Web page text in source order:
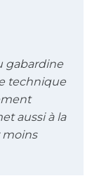
gabardine
technique
aussi à la
moins